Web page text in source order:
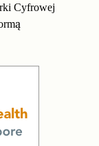
Cyfrowej